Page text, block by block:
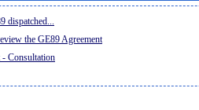
the GE89 Agreement
- Consultation